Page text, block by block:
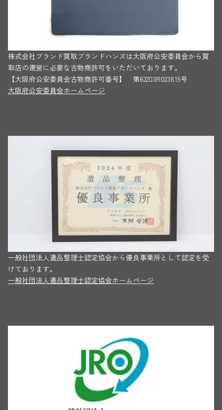
株式会社ブランド買取ブランドハンズは大阪府公安委員会から買
取店の運営に必要な古物商許可をいただいております。
【大阪府公安委員会古物商許可番号】 第62203R023815号
大阪府公安委員会ホームページ
一般社団法人遺品整理士認定協会から優良事業所として認定を受
けております。
一般社団法人遺品整理士認定協会ホームページ